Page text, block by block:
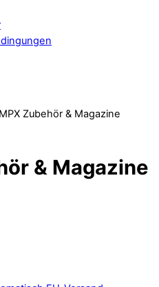
Zubehör & Magazine
& Magazine